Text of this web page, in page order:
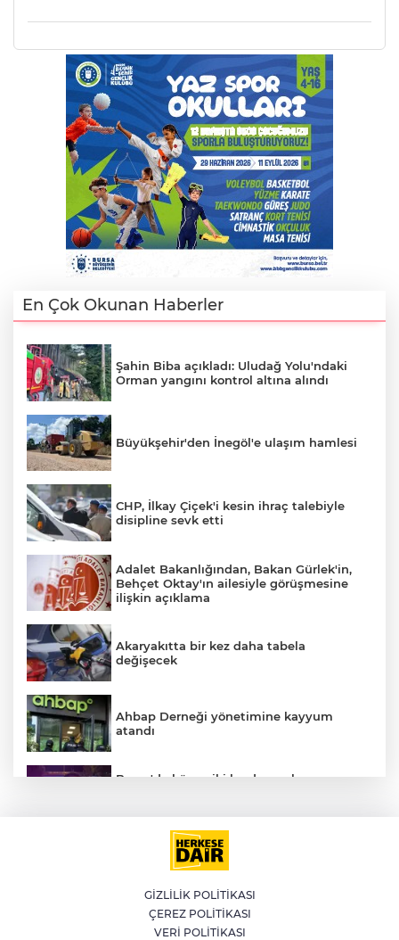
En Çok Okunan Haberler
Şahin Biba açıkladı: Uludağ Yolu'ndaki
Orman yangını kontrol altına alındı
Büyükşehir'den İnegöl'e ulaşım hamlesi
CHP, İlkay Çiçek'i kesin ihraç talebiyle
disipline sevk etti
Adalet Bakanlığından, Bakan Gürlek'in,
Behçet Oktay'ın ailesiyle görüşmesine
ilişkin açıklama
Akaryakıtta bir kez daha tabela
değişecek
Ahbap Derneği yönetimine kayyum
atandı
Bursa'da küsen iki kardeş, onları
Muğla'da 4.1 büyüklüğünde deprem
Altının gramı 6 bin 574 liradan işlem
GİZLİLİK POLİTİKASI
ÇEREZ POLİTİKASI
VERİ POLİTİKASI